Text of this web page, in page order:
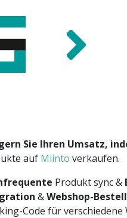
Sie Ihren Umsatz,
auf Miinto verkaufen.
Produkt sync &
&Webshop-
Code für verschiedene